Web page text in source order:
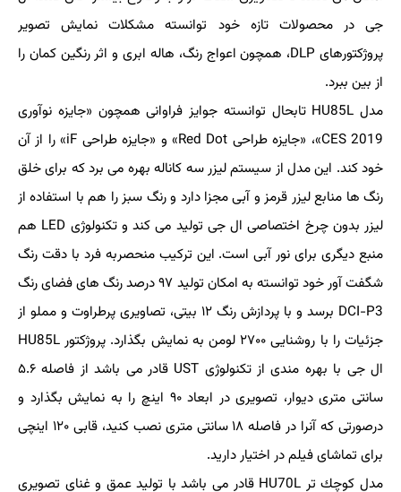
جی در محصولات تازه خود توانسته مشكلات نمایش تصویر
پروژكتورهای DLP، همچون اعواج رنگ، هاله ابری و اثر رنگین كمان را
از بین ببرد.
مدل HU85L تابحال توانسته جوایز فراوانی همچون «جایزه نوآوری
CES 2019»، «جایزه طراحی Red Dot» و «جایزه طراحی iF» را از آن
خود كند. این مدل از سیستم لیزر سه كاناله بهره می برد كه برای خلق
رنگ ها منابع لیزر قرمز و آبی مجزا دارد و رنگ سبز را هم با استفاده از
لیزر بدون چرخ اختصاصی ال جی تولید می كند و تكنولوژی LED هم
منبع دیگری برای نور آبی است. این تركیب منحصربه فرد با دقت رنگ
شگفت آور خود توانسته به امكان تولید ۹۷ درصد رنگ های فضای رنگ
DCI-P3 برسد و با پردازش رنگ ۱۲ بیتی، تصاویری پرطراوت و مملو از
جزئیات را با روشنایی ۲۷۰۰ لومن به نمایش بگذارد. پروژكتور HU85L
ال جی با بهره مندی از تكنولوژی UST قادر می باشد از فاصله ۵.۶
سانتی متری دیوار، تصویری در ابعاد ۹۰ اینچ را به نمایش بگذارد و
درصورتی كه آنرا در فاصله ۱۸ سانتی متری نصب كنید، قابی ۱۲۰ اینچی
برای تماشای فیلم در اختیار دارید.
مدل كوچك تر HU70L قادر می باشد با تولید عمق و غنای تصویری